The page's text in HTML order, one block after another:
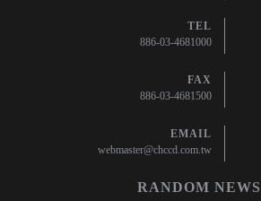
TEL
886-03-4681000
FAX
886-03-4681500
EMAIL
webmaster@chccd.com.tw
RANDOM NEWS